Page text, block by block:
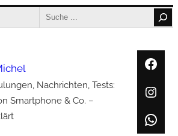
Search
Nachrichten, Tests:
Smartphone & Co. –